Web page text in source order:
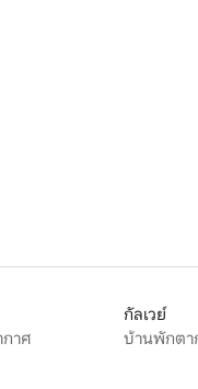
าศ
กัลเวย์
บ้านพักตา